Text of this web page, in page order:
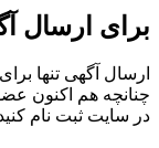
برای ارسال
ارسال آگهی تنها
چنانچه هم‌ اکنون
در سایت ثبت نام